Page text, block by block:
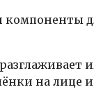
на лице